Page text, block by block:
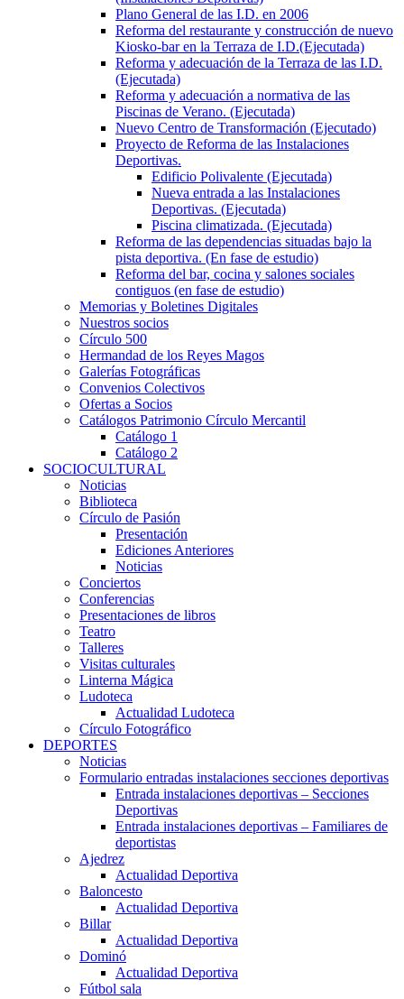
Plano General de las I.D. en 2006
Reforma del restaurante y construcción de nuevo
Kiosko-bar en la Terraza de I.D.(Ejecutada)
Reforma y adecuación de la Terraza de las I.D.
(Ejecutada)
Reforma y adecuación a normativa de las
Piscinas de Verano. (Ejecutada)
Nuevo Centro de Transformación (Ejecutado)
Proyecto de Reforma de las Instalaciones
Deportivas.
Edificio Polivalente (Ejecutada)
Nueva entrada a las Instalaciones
Deportivas. (Ejecutada)
Piscina climatizada. (Ejecutada)
Reforma de las dependencias situadas bajo la
pista deportiva. (En fase de estudio)
Reforma del bar, cocina y salones sociales
contiguos (en fase de estudio)
Memorias y Boletines Digitales
Nuestros socios
Círculo 500
Hermandad de los Reyes Magos
Galerías Fotográficas
Convenios Colectivos
Ofertas a Socios
Catálogos Patrimonio Círculo Mercantil
Catálogo 1
Catálogo 2
SOCIOCULTURAL
Noticias
Biblioteca
Círculo de Pasión
Presentación
Ediciones Anteriores
Noticias
Conciertos
Conferencias
Presentaciones de libros
Teatro
Talleres
Visitas culturales
Linterna Mágica
Ludoteca
Actualidad Ludoteca
Círculo Fotográfico
DEPORTES
Noticias
Formulario entradas instalaciones secciones deportivas
Entrada instalaciones deportivas – Secciones
Deportivas
Entrada instalaciones deportivas – Familiares de
deportistas
Ajedrez
Actualidad Deportiva
Baloncesto
Actualidad Deportiva
Billar
Actualidad Deportiva
Dominó
Actualidad Deportiva
Fútbol sala